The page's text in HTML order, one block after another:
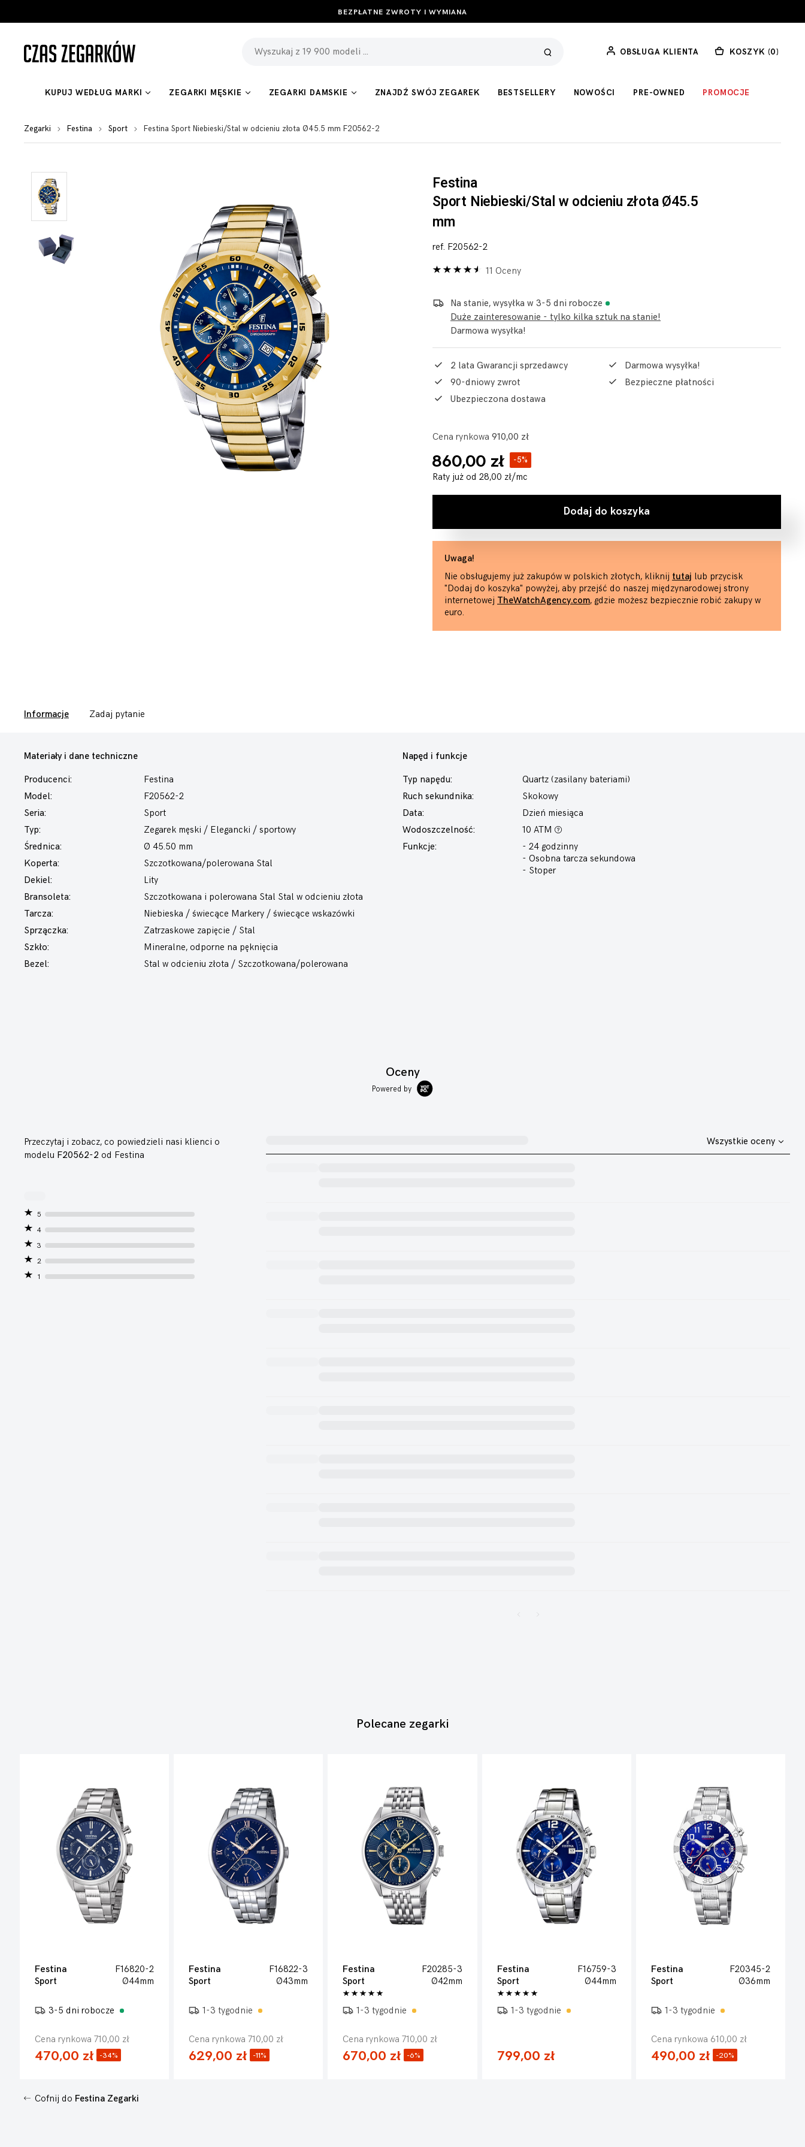
BEZPŁATNE ZWROTY I WYMIANA
OBSŁUGA KLIENTA KOSZYK (0)
KUPUJ WEDŁUG MARKI ZEGARKI MĘSKIE ZEGARKI DAMSKIE ZNAJDŹ SWÓJ ZEGAREK BESTSELLERY NOWOŚCI PRE-OWNED PROMOCJE
Zegarki Festina Sport Festina Sport Niebieski/Stal w odcieniu złota Ø45.5 mm F20562-2
Festina
Sport Niebieski/Stal w odcieniu złota Ø45.5
mm
ref. F20562-2
11 Oceny
Na stanie, wysyłka w 3-5 dni robocze
Duże zainteresowanie - tylko kilka sztuk na stanie!
Darmowa wysyłka!
2 lata Gwarancji sprzedawcy
Darmowa wysyłka!
90-dniowy zwrot
Bezpieczne płatności
Ubezpieczona dostawa
Cena rynkowa 910,00 zł
860,00 zł -5%
Raty już od 28,00 zł/mc
Dodaj do koszyka
Uwaga!
Nie obsługujemy już zakupów w polskich złotych, kliknij tutaj lub przycisk
"Dodaj do koszyka" powyżej, aby przejść do naszej międzynarodowej strony
internetowej TheWatchAgency.com, gdzie możesz bezpiecznie robić zakupy w
euro.
Informacje Zadaj pytanie
Materiały i dane techniczne
Producenci:
Festina
Model:
F20562-2
Seria:
Sport
Typ:
Zegarek męski / Elegancki / sportowy
Średnica:
Ø 45.50 mm
Koperta:
Szczotkowana/polerowana Stal
Dekiel:
Lity
Bransoleta:
Szczotkowana i polerowana Stal Stal w odcieniu złota
Tarcza:
Niebieska / świecące Markery / świecące wskazówki
Sprzączka:
Zatrzaskowe zapięcie / Stal
Szkło:
Mineralne, odporne na pęknięcia
Bezel:
Stal w odcieniu złota / Szczotkowana/polerowana
Napęd i funkcje
Typ napędu:
Quartz (zasilany bateriami)
Ruch sekundnika:
Skokowy
Data:
Dzień miesiąca
Wodoszczelność:
10 ATM
Funkcje:
- 24 godzinny
- Osobna tarcza sekundowa
- Stoper
Oceny
Powered by
Przeczytaj i zobacz, co powiedzieli nasi klienci o
modelu F20562-2 od Festina
5
4
3
2
1
Wszystkie oceny
Polecane zegarki
Festina
F16820-2
Sport
Ø44mm
3-5 dni robocze
Cena rynkowa 710,00 zł
470,00 zł -34%
Festina
F16822-3
Sport
Ø43mm
1-3 tygodnie
Cena rynkowa 710,00 zł
629,00 zł -11%
Festina
F20285-3
Sport
Ø42mm
1-3 tygodnie
Cena rynkowa 710,00 zł
670,00 zł -6%
Festina
F16759-3
Sport
Ø44mm
1-3 tygodnie
799,00 zł
Festina
F20345-2
Sport
Ø36mm
1-3 tygodnie
Cena rynkowa 610,00 zł
490,00 zł -20%
Cofnij do Festina Zegarki